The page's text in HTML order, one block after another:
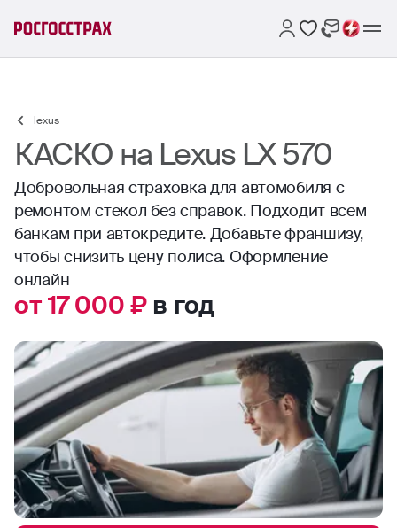
lexus
КАСКО на Lexus LX 570
Добровольная страховка для автомобиля с
ремонтом стекол без справок. Подходит всем
банкам при автокредите. Добавьте франшизу,
чтобы снизить цену полиса. Оформление
онлайн
от 17 000 ₽в год